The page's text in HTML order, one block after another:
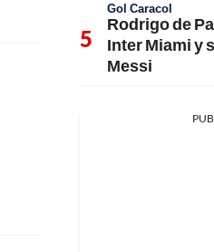
Gol Caracol
Rodrigo de
Inter Miami y
Messi